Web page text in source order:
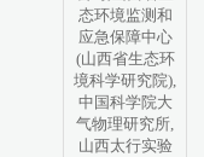
态环境监测和
应急保障中心
(山西省生态环
境科学研究院),
中国科学院大
气物理研究所,
山西太行实验